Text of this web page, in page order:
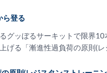
ら登る
グッぼるサーキットで限界10
げる「漸進性過負荷の原則(